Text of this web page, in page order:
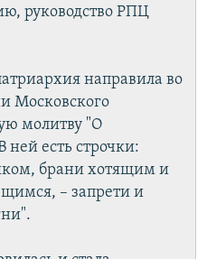
руководство РПЦ
направила во
Московского
молитву "О
ней есть строчки:
брани хотящим и
– запрети и